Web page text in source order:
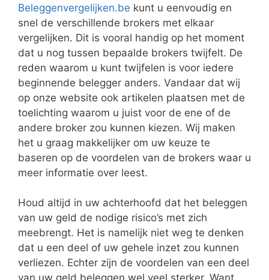
Beleggenvergelijken.be kunt u eenvoudig en
snel de verschillende brokers met elkaar
vergelijken. Dit is vooral handig op het moment
dat u nog tussen bepaalde brokers twijfelt. De
reden waarom u kunt twijfelen is voor iedere
beginnende belegger anders. Vandaar dat wij
op onze website ook artikelen plaatsen met de
toelichting waarom u juist voor de ene of de
andere broker zou kunnen kiezen. Wij maken
het u graag makkelijker om uw keuze te
baseren op de voordelen van de brokers waar u
meer informatie over leest.
Houd altijd in uw achterhoofd dat het beleggen
van uw geld de nodige risico’s met zich
meebrengt. Het is namelijk niet weg te denken
dat u een deel of uw gehele inzet zou kunnen
verliezen. Echter zijn de voordelen van een deel
van uw geld beleggen wel veel sterker. Want